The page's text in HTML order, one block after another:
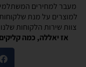
מעבר למחירים
למוצרים על מנת
צוות שירות הלקוחות
אז יאללה, כמה